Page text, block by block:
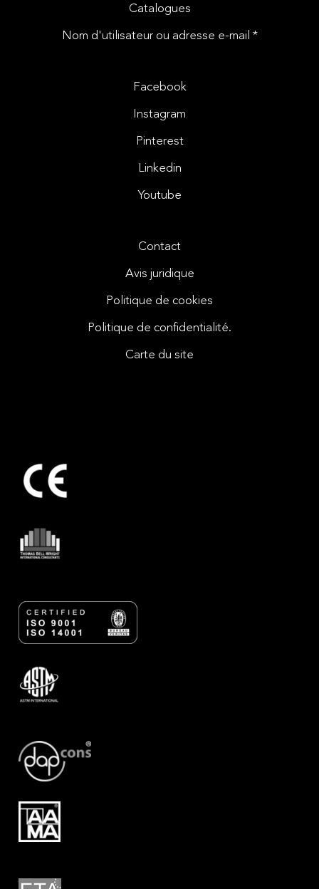
Catalogues
Nom d'utilisateur ou adresse e-mail *
Facebook
Instagram
Pinterest
Linkedin
Youtube
Contact
Avis juridique
Politique de cookies
Politique de confidentialité.
Carte du site